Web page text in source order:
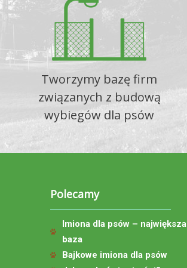
Tworzymy bazę firm
związanych z budową
wybiegów dla psów
Polecamy
Imiona dla psów – największa
baza
Bajkowe imiona dla psów